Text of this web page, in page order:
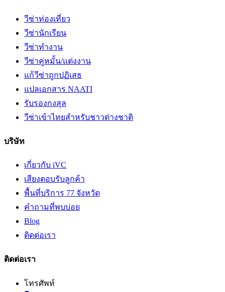
วีซ่าท่องเที่ยว
วีซ่านักเรียน
วีซ่าทำงาน
วีซ่าคู่หมั้น/แต่งงาน
แก้วีซ่าถูกปฏิเสธ
แปลเอกสาร NAATI
รับรองกงสุล
วีซ่าเข้าไทยสำหรับชาวต่างชาติ
บริษัท
เกี่ยวกับ iVC
เสียงตอบรับลูกค้า
พื้นที่บริการ 77 จังหวัด
คำถามที่พบบ่อย
Blog
ติดต่อเรา
ติดต่อเรา
โทรศัพท์